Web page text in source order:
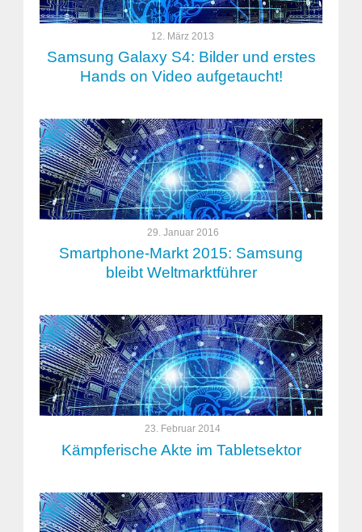
12. März 2013
Samsung Galaxy S4: Bilder und erstes
Hands on Video aufgetaucht!
29. Januar 2016
Smartphone-Markt 2015: Samsung
bleibt Weltmarktführer
23. Februar 2014
Kämpferische Akte im Tabletsektor